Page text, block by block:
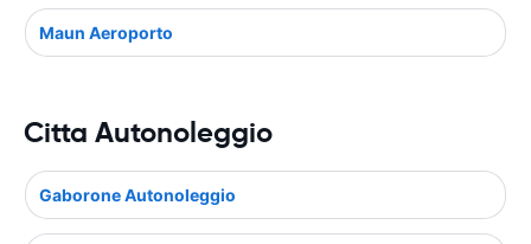
Maun Aeroporto
Citta Autonoleggio
Gaborone Autonoleggio